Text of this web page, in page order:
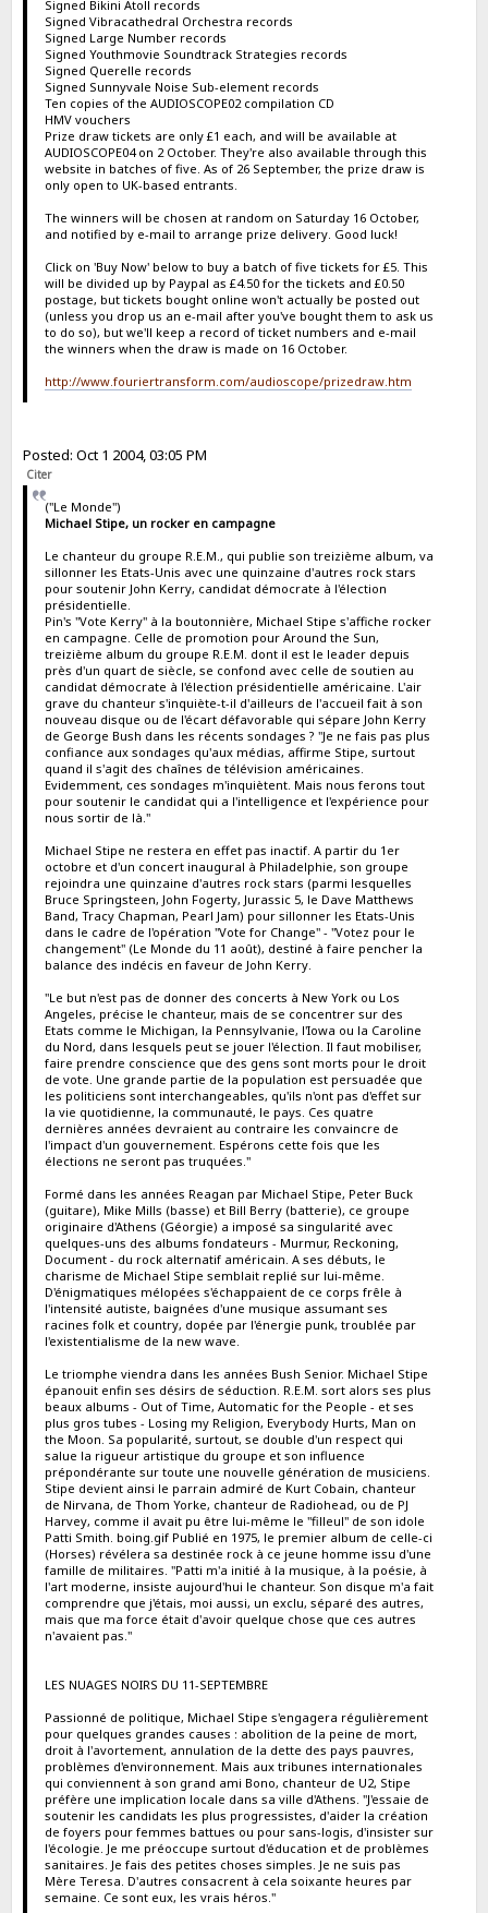
Signed Bikini Atoll records
Signed Vibracathedral Orchestra records
Signed Large Number records
Signed Youthmovie Soundtrack Strategies records
Signed Querelle records
Signed Sunnyvale Noise Sub-element records
Ten copies of the AUDIOSCOPE02 compilation CD
HMV vouchers
Prize draw tickets are only £1 each, and will be available at
AUDIOSCOPE04 on 2 October. They're also available through this
website in batches of five. As of 26 September, the prize draw is
only open to UK-based entrants.
The winners will be chosen at random on Saturday 16 October,
and notified by e-mail to arrange prize delivery. Good luck!
Click on 'Buy Now' below to buy a batch of five tickets for £5. This
will be divided up by Paypal as £4.50 for the tickets and £0.50
postage, but tickets bought online won't actually be posted out
(unless you drop us an e-mail after you've bought them to ask us
to do so), but we'll keep a record of ticket numbers and e-mail
the winners when the draw is made on 16 October.
http://www.fouriertransform.com/audioscope/prizedraw.htm
Posted: Oct 1 2004, 03:05 PM
Citer
("Le Monde")
Michael Stipe, un rocker en campagne
Le chanteur du groupe R.E.M., qui publie son treizième album, va
sillonner les Etats-Unis avec une quinzaine d'autres rock stars
pour soutenir John Kerry, candidat démocrate à l'élection
présidentielle.
Pin's "Vote Kerry" à la boutonnière, Michael Stipe s'affiche rocker
en campagne. Celle de promotion pour Around the Sun,
treizième album du groupe R.E.M. dont il est le leader depuis
près d'un quart de siècle, se confond avec celle de soutien au
candidat démocrate à l'élection présidentielle américaine. L'air
grave du chanteur s'inquiète-t-il d'ailleurs de l'accueil fait à son
nouveau disque ou de l'écart défavorable qui sépare John Kerry
de George Bush dans les récents sondages ? "Je ne fais pas plus
confiance aux sondages qu'aux médias, affirme Stipe, surtout
quand il s'agit des chaînes de télévision américaines.
Evidemment, ces sondages m'inquiètent. Mais nous ferons tout
pour soutenir le candidat qui a l'intelligence et l'expérience pour
nous sortir de là."
Michael Stipe ne restera en effet pas inactif. A partir du 1er
octobre et d'un concert inaugural à Philadelphie, son groupe
rejoindra une quinzaine d'autres rock stars (parmi lesquelles
Bruce Springsteen, John Fogerty, Jurassic 5, le Dave Matthews
Band, Tracy Chapman, Pearl Jam) pour sillonner les Etats-Unis
dans le cadre de l'opération "Vote for Change" - "Votez pour le
changement" (Le Monde du 11 août), destiné à faire pencher la
balance des indécis en faveur de John Kerry.
"Le but n'est pas de donner des concerts à New York ou Los
Angeles, précise le chanteur, mais de se concentrer sur des
Etats comme le Michigan, la Pennsylvanie, l'Iowa ou la Caroline
du Nord, dans lesquels peut se jouer l'élection. Il faut mobiliser,
faire prendre conscience que des gens sont morts pour le droit
de vote. Une grande partie de la population est persuadée que
les politiciens sont interchangeables, qu'ils n'ont pas d'effet sur
la vie quotidienne, la communauté, le pays. Ces quatre
dernières années devraient au contraire les convaincre de
l'impact d'un gouvernement. Espérons cette fois que les
élections ne seront pas truquées."
Formé dans les années Reagan par Michael Stipe, Peter Buck
(guitare), Mike Mills (basse) et Bill Berry (batterie), ce groupe
originaire d'Athens (Géorgie) a imposé sa singularité avec
quelques-uns des albums fondateurs - Murmur, Reckoning,
Document - du rock alternatif américain. A ses débuts, le
charisme de Michael Stipe semblait replié sur lui-même.
D'énigmatiques mélopées s'échappaient de ce corps frêle à
l'intensité autiste, baignées d'une musique assumant ses
racines folk et country, dopée par l'énergie punk, troublée par
l'existentialisme de la new wave.
Le triomphe viendra dans les années Bush Senior. Michael Stipe
épanouit enfin ses désirs de séduction. R.E.M. sort alors ses plus
beaux albums - Out of Time, Automatic for the People - et ses
plus gros tubes - Losing my Religion, Everybody Hurts, Man on
the Moon. Sa popularité, surtout, se double d'un respect qui
salue la rigueur artistique du groupe et son influence
prépondérante sur toute une nouvelle génération de musiciens.
Stipe devient ainsi le parrain admiré de Kurt Cobain, chanteur
de Nirvana, de Thom Yorke, chanteur de Radiohead, ou de PJ
Harvey, comme il avait pu être lui-même le "filleul" de son idole
Patti Smith. boing.gif Publié en 1975, le premier album de celle-ci
(Horses) révélera sa destinée rock à ce jeune homme issu d'une
famille de militaires. "Patti m'a initié à la musique, à la poésie, à
l'art moderne, insiste aujourd'hui le chanteur. Son disque m'a fait
comprendre que j'étais, moi aussi, un exclu, séparé des autres,
mais que ma force était d'avoir quelque chose que ces autres
n'avaient pas."
LES NUAGES NOIRS DU 11-SEPTEMBRE
Passionné de politique, Michael Stipe s'engagera régulièrement
pour quelques grandes causes : abolition de la peine de mort,
droit à l'avortement, annulation de la dette des pays pauvres,
problèmes d'environnement. Mais aux tribunes internationales
qui conviennent à son grand ami Bono, chanteur de U2, Stipe
préfère une implication locale dans sa ville d'Athens. "J'essaie de
soutenir les candidats les plus progressistes, d'aider la création
de foyers pour femmes battues ou pour sans-logis, d'insister sur
l'écologie. Je me préoccupe surtout d'éducation et de problèmes
sanitaires. Je fais des petites choses simples. Je ne suis pas
Mère Teresa. D'autres consacrent à cela soixante heures par
semaine. Ce sont eux, les vrais héros."